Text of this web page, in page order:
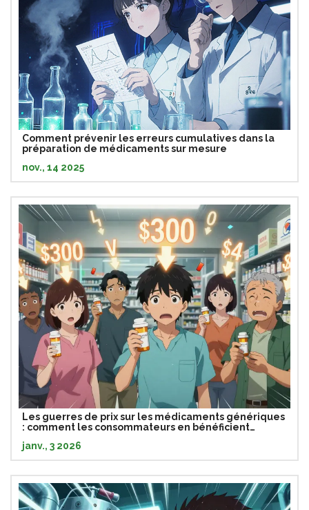
Comment prévenir les erreurs cumulatives dans la
préparation de médicaments sur mesure
nov., 14 2025
Les guerres de prix sur les médicaments génériques
: comment les consommateurs en bénéficient
janv., 3 2026